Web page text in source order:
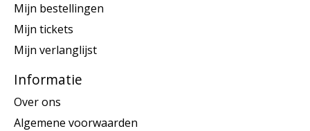
Mijn bestellingen
Mijn tickets
Mijn verlanglijst
Informatie
Over ons
Algemene voorwaarden